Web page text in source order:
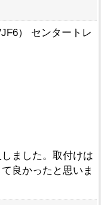
） センタートレ
ました。取付けは
良かったと思いま